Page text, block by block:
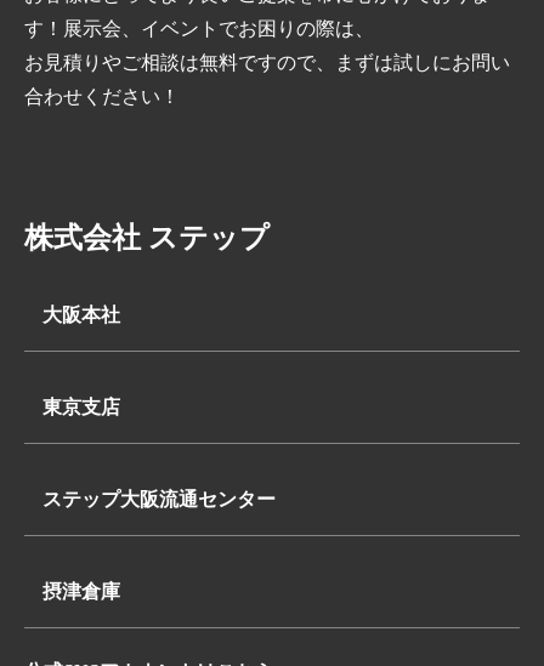
す！展示会、イベントでお困りの際は、
お見積りやご相談は無料ですので、まずは試しにお問い
合わせください！
株式会社 ステップ
大阪本社
大阪府高槻市下田部町2丁目7-2
FAX:072-648-3312
東京支店
埼玉県八潮市浮塚624-1
FAX:048-950-8260
ステップ大阪流通センター
大阪府高槻市下田部町2丁目7-2
摂津倉庫